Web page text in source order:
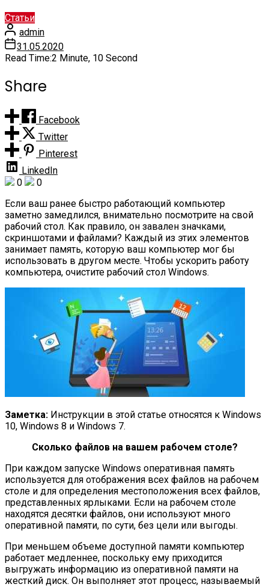
Статьи
admin
31.05.2020
Read Time:2 Minute, 10 Second
Share
Facebook
Twitter
Pinterest
LinkedIn
0
0
Если ваш ранее быстро работающий компьютер
заметно замедлился, внимательно посмотрите на свой
рабочий стол. Как правило, он завален значками,
скриншотами и файлами? Каждый из этих элементов
занимает память, которую ваш компьютер мог бы
использовать в другом месте. Чтобы ускорить работу
компьютера, очистите рабочий стол Windows.
Заметка: Инструкции в этой статье относятся к Windows
10, Windows 8 и Windows 7.
Сколько файлов на вашем рабочем столе?
При каждом запуске Windows оперативная память
используется для отображения всех файлов на рабочем
столе и для определения местоположения всех файлов,
представленных ярлыками. Если на рабочем столе
находятся десятки файлов, они используют много
оперативной памяти, по сути, без цели или выгоды.
При меньшем объеме доступной памяти компьютер
работает медленнее, поскольку ему приходится
выгружать информацию из оперативной памяти на
жесткий диск. Он выполняет этот процесс, называемый